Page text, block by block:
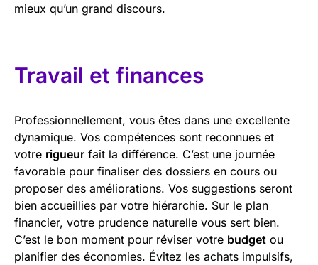
mieux qu’un grand discours.
Travail et finances
Professionnellement, vous êtes dans une excellente
dynamique. Vos compétences sont reconnues et
votre rigueur fait la différence. C’est une journée
favorable pour finaliser des dossiers en cours ou
proposer des améliorations. Vos suggestions seront
bien accueillies par votre hiérarchie. Sur le plan
financier, votre prudence naturelle vous sert bien.
C’est le bon moment pour réviser votre budget ou
planifier des économies. Évitez les achats impulsifs,